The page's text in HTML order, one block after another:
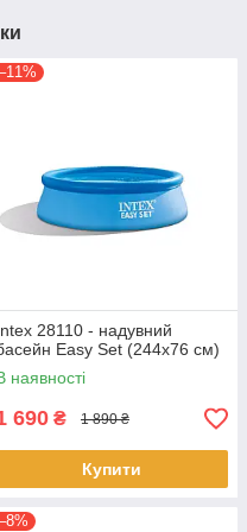
28110 - надувний
Easy Set (244x76 см)
наявності
690 ₴ 1 890 ₴
Купити